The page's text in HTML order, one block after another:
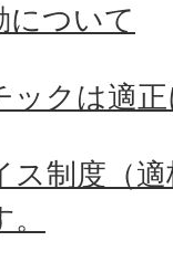
について
ックは適
ス制度（